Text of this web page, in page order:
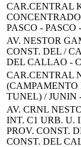
CAR.CENTRAL
PASCO -
AV. NESTOR
CONST. DEL /
DEL CALLAO -
CAR.CENTRAL
(CAMPAMENTO
TUNEL) / JUNIN
AV. CRNL
INT. C1 URB. U.
PROV. CONST.
CONST. DEL